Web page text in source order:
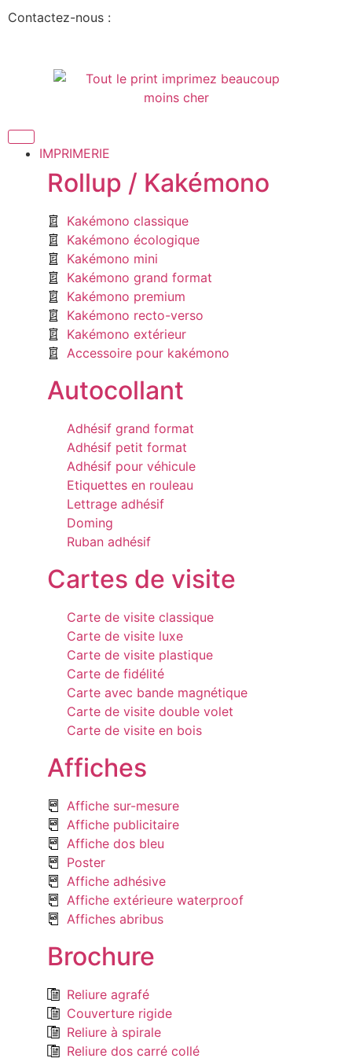
Contactez-nous :
IMPRIMERIE
Rollup / Kakémono
Kakémono classique
Kakémono écologique
Kakémono mini
Kakémono grand format
Kakémono premium
Kakémono recto-verso
Kakémono extérieur
Accessoire pour kakémono
Autocollant
Adhésif grand format
Adhésif petit format
Adhésif pour véhicule
Etiquettes en rouleau
Lettrage adhésif
Doming
Ruban adhésif
Cartes de visite
Carte de visite classique
Carte de visite luxe
Carte de visite plastique
Carte de fidélité
Carte avec bande magnétique
Carte de visite double volet
Carte de visite en bois
Affiches
Affiche sur-mesure
Affiche publicitaire
Affiche dos bleu
Poster
Affiche adhésive
Affiche extérieure waterproof
Affiches abribus
Brochure
Reliure agrafé
Couverture rigide
Reliure à spirale
Reliure dos carré collé